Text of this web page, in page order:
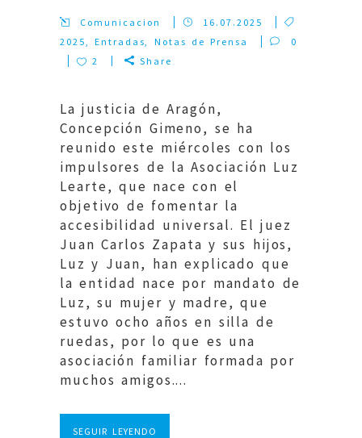
Comunicacion
16.07.2025
2025,Entradas, Notas de Prensa
0
2
Share
La justicia de Aragón,
Concepción Gimeno, se ha
reunido este miércoles con los
impulsores de la Asociación Luz
Learte, que nace con el
objetivo de fomentar la
accesibilidad universal. El juez
Juan Carlos Zapata y sus hijos,
Luz y Juan, han explicado que
la entidad nace por mandato de
Luz, su mujer y madre, que
estuvo ocho años en silla de
ruedas, por lo que es una
asociación familiar formada por
muchos amigos....
SEGUIR LEYENDO